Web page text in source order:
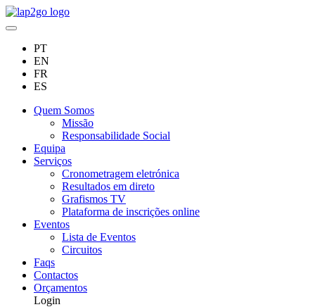
PT
EN
FR
ES
Quem Somos
Missão
Responsabilidade Social
Equipa
Serviços
Cronometragem eletrónica
Resultados em direto
Grafismos TV
Plataforma de inscrições online
Eventos
Lista de Eventos
Circuitos
Faqs
Contactos
Orçamentos
Login